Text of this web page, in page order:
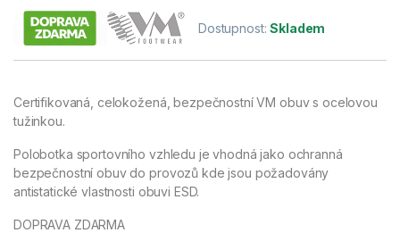
Dostupnost:Skladem
Certifikovaná, celokožená, bezpečnostní VM obuv s ocelovou
tužinkou.
Polobotka sportovního vzhledu je vhodná jako ochranná
bezpečnostní obuv do provozů kde jsou požadovány
antistatické vlastnosti obuvi ESD.
DOPRAVA ZDARMA